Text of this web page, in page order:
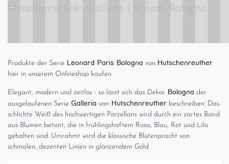
Hutschenreuther: Galleria Leonard Bologna
Produkte der Serie Leonard Paris Bologna von Hutschenreuther
hier in unserem Onlineshop kaufen.
Elegant, modern und zeitlos - so lässt sich das Dekor Bologna der
ausgelaufenen Serie Galleria von Hutschenreuther beschreiben. Das
schlichte Weiß des hochwertigen Porzellans wird durch ein zartes Band
aus Blumen betont, die in frühlingshaftem Rosa, Blau, Rot und Lila
gehalten sind. Umrahmt wird die klassische Blütenpracht von
schmalen, dezenten Linien in glänzendem Gold.